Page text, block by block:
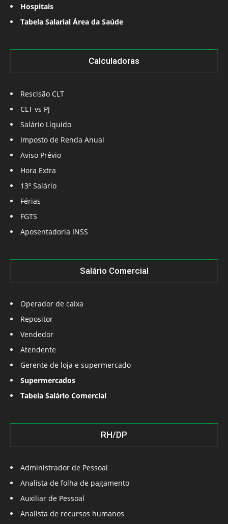
Hospitais
Tabela Salarial Área da Saúde
Calculadoras
Rescisão CLT
CLT vs PJ
Salário Líquido
Imposto de Renda Anual
Aviso Prévio
Hora Extra
13º Salário
Férias
FGTS
Aposentadoria INSS
Salário Comercial
Operador de caixa
Repositor
Vendedor
Atendente
Gerente de loja e supermercado
Supermercados
Tabela Salário Comercial
RH/DP
Administrador de Pessoal
Analista de folha de pagamento
Auxiliar de Pessoal
Analista de recursos humanos